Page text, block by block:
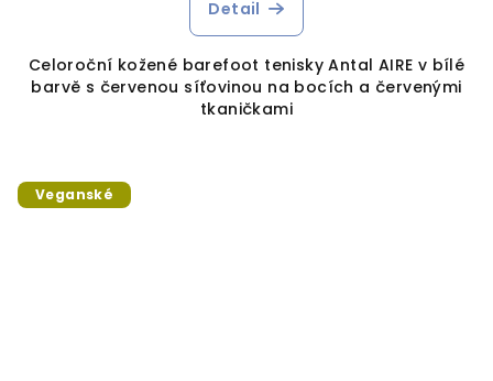
Detail
Celoroční kožené barefoot tenisky Antal AIRE v bílé
barvě s červenou síťovinou na bocích a červenými
tkaničkami
Veganské